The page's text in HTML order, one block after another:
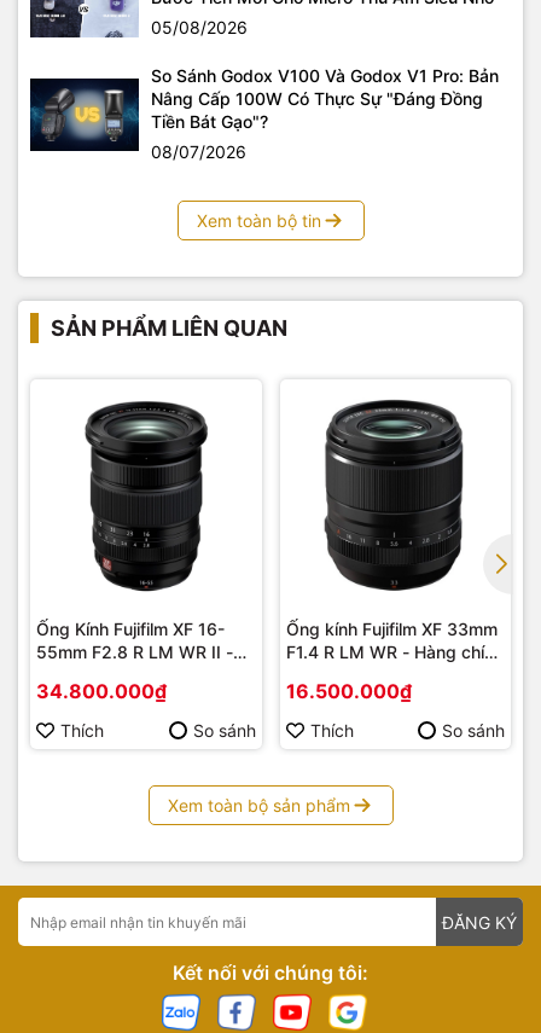
phẩm, ngoài trời, các sản phẩm, phụ kiện công nghệ hàng
trọn gói, tư vấn và chuyển giao các công nghệ
trường quay ảo đến mọi khách hàng có nhu cầu.
05/08/2026
So Sánh Godox V100 Và Godox V1 Pro: Bản
Nâng Cấp 100W Có Thực Sự "Đáng Đồng
Tiền Bát Gạo"?
08/07/2026
Xem toàn bộ tin
SẢN PHẨM LIÊN QUAN
Ống Kính Fujifilm XF 16-
55mm F2.8 R LM WR II -
34.800.000₫
Thích So sánh
Ống kính Fujifilm XF 33mm
F1.4 R LM WR - Hàng chính
16.500.000₫
Thích So sánh
Xem toàn bộ sản phẩm
ĐĂNG KÝ
Kết nối với chúng tôi: